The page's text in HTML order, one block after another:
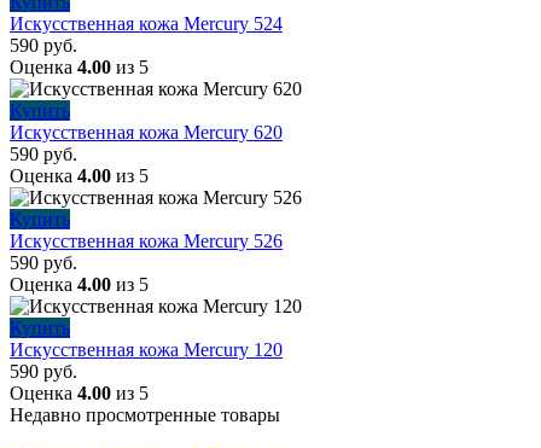
Искусственная кожа Mercury 524
590 руб.
Оценка 4.00 из 5
Купить
Искусственная кожа Mercury 620
590 руб.
Оценка 4.00 из 5
Купить
Искусственная кожа Mercury 526
590 руб.
Оценка 4.00 из 5
Купить
Искусственная кожа Mercury 120
590 руб.
Оценка 4.00 из 5
Недавно просмотренные товары